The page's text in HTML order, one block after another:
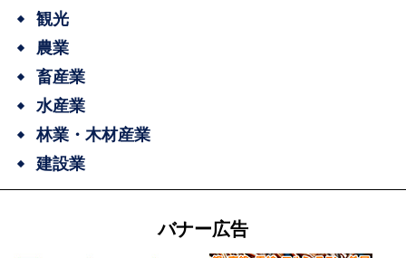
観光
農業
畜産業
水産業
林業・木材産業
建設業
バナー広告